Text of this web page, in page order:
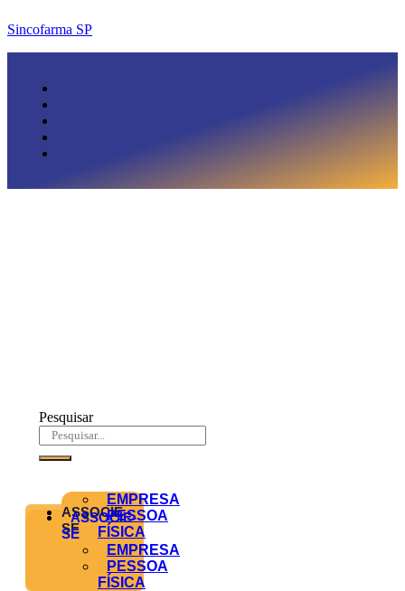
Sincofarma SP
Pesquisar
ASSOCIE-
SE
EMPRESA
PESSOA
FÍSICA
ASSOCIE-
SE
EMPRESA
PESSOA
FÍSICA